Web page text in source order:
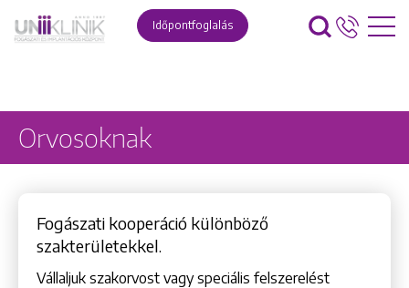
Időpontfoglalás
Orvosoknak
Fogászati kooperáció különböző
szakterületekkel.
Vállaljuk szakorvost vagy speciális felszerelést